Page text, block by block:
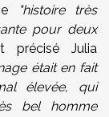
"histoire très
pour deux
précisé Julia
était en fait
élevée, qui
bel homme